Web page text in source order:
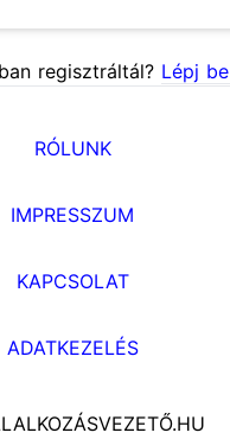
regisztráltál? Lépj be
RÓLUNK
IMPRESSZUM
KAPCSOLAT
ADATKEZELÉS